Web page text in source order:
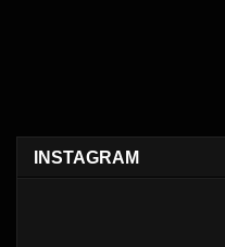
INSTAGRAM